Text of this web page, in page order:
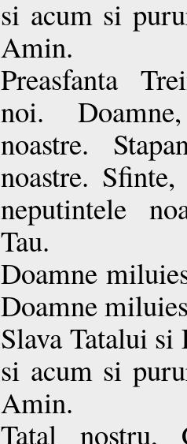
si acum si
Amin.
Preasfanta
noi.
noastre.
noastre.
neputintele
Tau.
Doamne
Doamne
Slava Tatalui
si acum si
Amin.
Tatal